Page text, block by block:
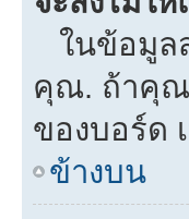
ในข้อมูล
คุณ. ถ้าคุณ
ของบอร์ด
ข้างบน